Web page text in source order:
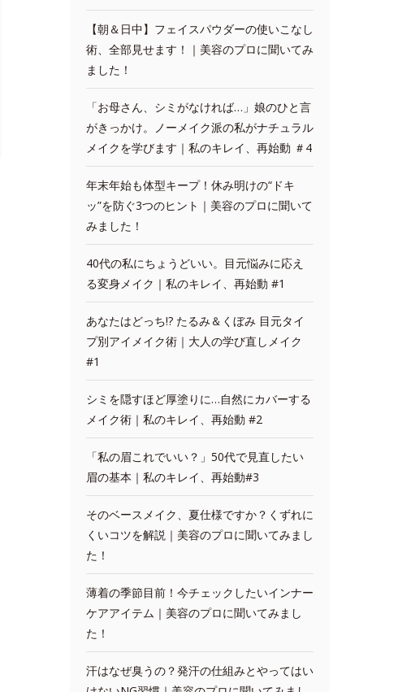
【朝＆日中】フェイスパウダーの使いこなし
術、全部見せます！｜美容のプロに聞いてみ
ました！
「お母さん、シミがなければ…」娘のひと言
がきっかけ。ノーメイク派の私がナチュラル
メイクを学びます｜私のキレイ、再始動 ＃4
年末年始も体型キープ！休み明けの“ドキ
ッ”を防ぐ3つのヒント｜美容のプロに聞いて
みました！
40代の私にちょうどいい。目元悩みに応え
る変身メイク｜私のキレイ、再始動 #1
あなたはどっち!? たるみ＆くぼみ 目元タイ
プ別アイメイク術｜大人の学び直しメイク
#1
シミを隠すほど厚塗りに…自然にカバーする
メイク術｜私のキレイ、再始動 #2
「私の眉これでいい？」50代で見直したい
眉の基本｜私のキレイ、再始動#3
そのベースメイク、夏仕様ですか？くずれに
くいコツを解説｜美容のプロに聞いてみまし
た！
薄着の季節目前！今チェックしたいインナー
ケアアイテム｜美容のプロに聞いてみまし
た！
汗はなぜ臭うの？発汗の仕組みとやってはい